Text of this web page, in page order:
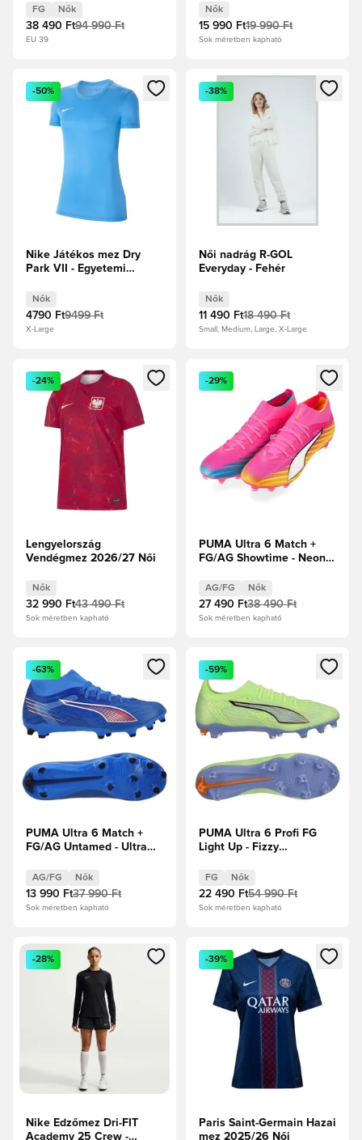
Élénk türkiz/Tiszta
Magenta Női Limitált
kiadás
FG Nők
38 490 Ft94 990 Ft
EU 39
Nők
15 990 Ft19 990 Ft
Sok méretben kapható
Megnyit egy modált a bejelentkezéshez vagy a tagként
-50%
Nike Játékos mez Dry
Park VII - Egyetemi
Nők
4790 Ft9499 Ft
X-Large
Megnyit egy modált a
-38%
Női nadrág R-GOL
Everyday - Fehér
Nők
11 490 Ft18 490 Ft
Small, Medium, Large, X-Large
Megnyit egy modált a bejelentkezéshez vagy a tagként
-24%
Lengyelország
Vendégmez 2026/27 Női
Nők
32 990 Ft43 490 Ft
Sok méretben kapható
Megnyit egy modált a
-29%
PUMA Ultra 6 Match +
FG/AG Showtime - Neon
Fehér/Sun Stream/Élénk
türkiz/PUMA Fekete
AG/FG Nők
27 490 Ft38 490 Ft
Sok méretben kapható
Megnyit egy modált a bejelentkezéshez vagy a tagként
-63%
PUMA Ultra 6 Match +
FG/AG Untamed - Ultra
Fekete
AG/FG Nők
13 990 Ft37 990 Ft
Sok méretben kapható
Megnyit egy modált a
-59%
PUMA Ultra 6 Profi FG
Light Up - Fizzy
Levendula Női
FG Nők
22 490 Ft54 990 Ft
Sok méretben kapható
Megnyit egy modált a bejelentkezéshez vagy a tagként való
-28%
Nike Edzőmez Dri-FIT
Academy 25 Crew -
Megnyit egy modált a
-39%
Paris Saint-Germain Hazai
mez 2025/26 Női